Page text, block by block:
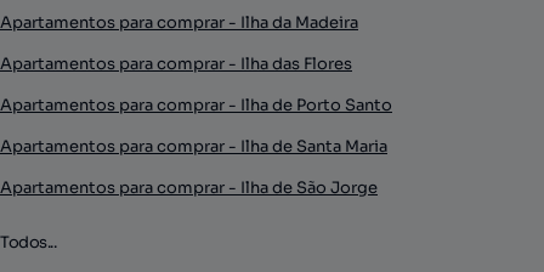
Apartamentos para comprar - Ilha da Madeira
Apartamentos para comprar - Ilha das Flores
Apartamentos para comprar - Ilha de Porto Santo
Apartamentos para comprar - Ilha de Santa Maria
Apartamentos para comprar - Ilha de São Jorge
Todos...